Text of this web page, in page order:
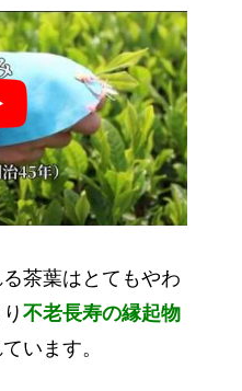
茶葉はとてもやわ
不老長寿の縁起物
います。